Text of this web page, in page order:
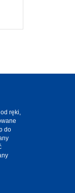
ręki,
do